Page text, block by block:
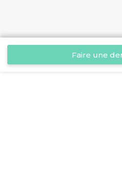
Faire une